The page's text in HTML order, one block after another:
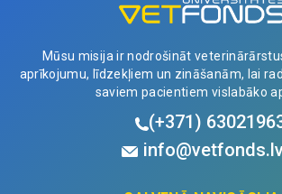
adapteri
Mūsu misija ir nodrošināt
aprīkojumu, līdzekļiem un zināšanām, lai
saviem pacientiem vislabāko
(+371)